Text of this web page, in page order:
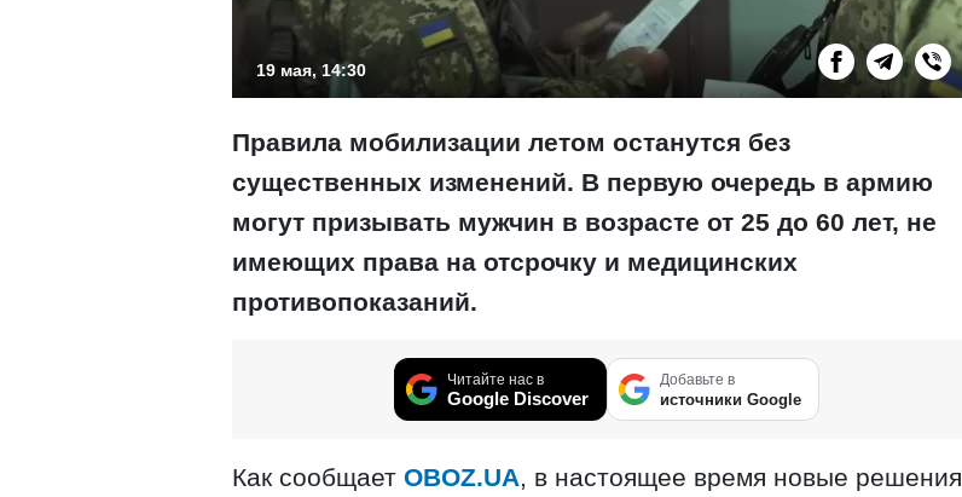
19 мая, 14:30
Правила мобилизации летом останутся без
существенных изменений. В первую очередь в армию
могут призывать мужчин в возрасте от 25 до 60 лет, не
имеющих права на отсрочку и медицинских
противопоказаний.
Читайте нас в
Google Discover
Добавьте в
источники Google
Как сообщает OBOZ.UA , в настоящее время новые решения